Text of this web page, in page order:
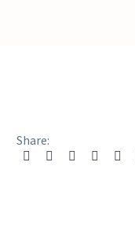
Share: